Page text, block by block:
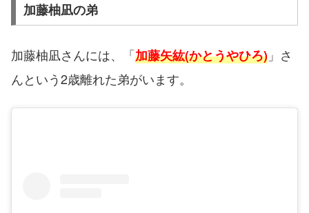
加藤柚凪の弟
加藤柚凪さんには、「加藤矢紘(かとうやひろ) 」さ
んという2歳離れた弟がいます。